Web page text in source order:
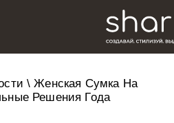
\Женская Сумка На
Решения Года